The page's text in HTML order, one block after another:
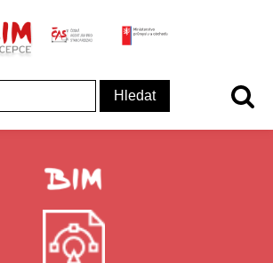
Koncepce BIM - logo
ČAS - logo